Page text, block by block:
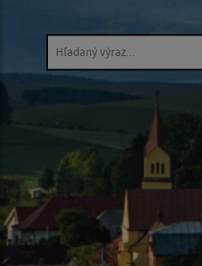
Hľadaný výraz...